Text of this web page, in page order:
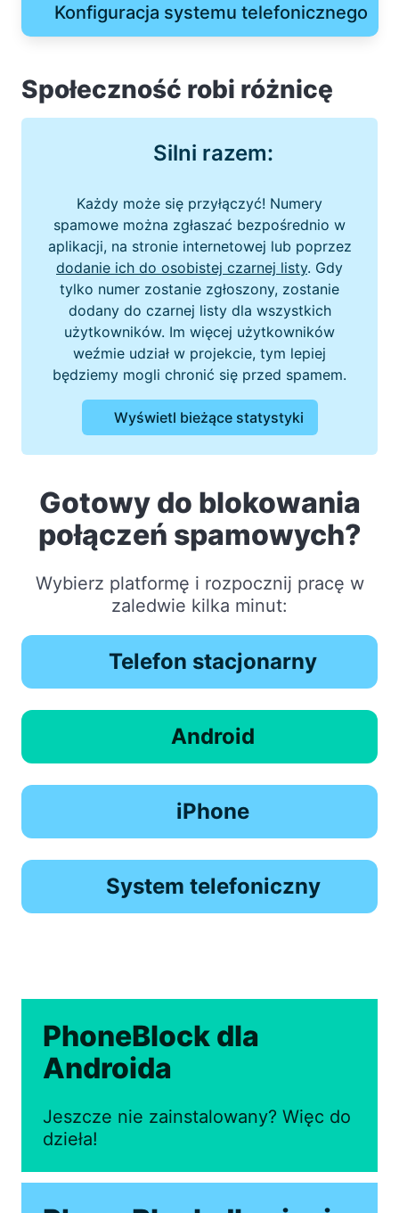
Konfiguracja systemu telefonicznego
Społeczność robi różnicę
Silni razem:
Każdy może się przyłączyć! Numery
spamowe można zgłaszać bezpośrednio w
aplikacji, na stronie internetowej lub poprzez
dodanie ich do osobistej czarnej listy. Gdy
tylko numer zostanie zgłoszony, zostanie
dodany do czarnej listy dla wszystkich
użytkowników. Im więcej użytkowników
weźmie udział w projekcie, tym lepiej
będziemy mogli chronić się przed spamem.
Wyświetl bieżące statystyki
Gotowy do blokowania
połączeń spamowych?
Wybierz platformę i rozpocznij pracę w
zaledwie kilka minut:
Telefon stacjonarny
Android
iPhone
System telefoniczny
PhoneBlock dla
Androida
Jeszcze nie zainstalowany? Więc do
dzieła!